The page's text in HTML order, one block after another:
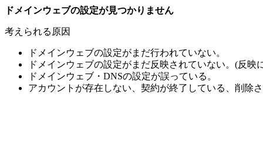
ドメインウェブの設定が見つかりません
考えられる原因
ドメインウェブの設定がまだ行われていない。
ドメインウェブの設定がまだ反映されていない。(反
ドメインウェブ・DNSの設定が誤っている。
アカウントが存在しない、契約が終了している、削除